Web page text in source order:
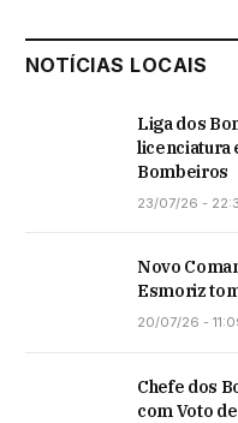
NOTÍCIAS LOCAIS
Liga dos
licenciatura
Bombeiros
23/07/26 -
Novo
Esmoriz
20/07/26 -
Chefe dos
com Voto